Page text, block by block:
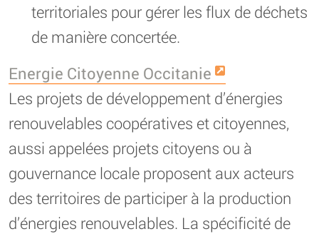
territoriales pour gérer les flux de déchets
de manière concertée.
Energie Citoyenne Occitanie
Les projets de développement d’énergies
renouvelables coopératives et citoyennes,
aussi appelées projets citoyens ou à
gouvernance locale proposent aux acteurs
des territoires de participer à la production
d’énergies renouvelables. La spécificité de